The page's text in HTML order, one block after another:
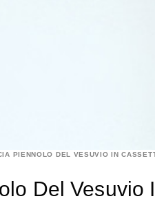
PIENNOLO DEL VESUVIO IN
Del Vesuvio